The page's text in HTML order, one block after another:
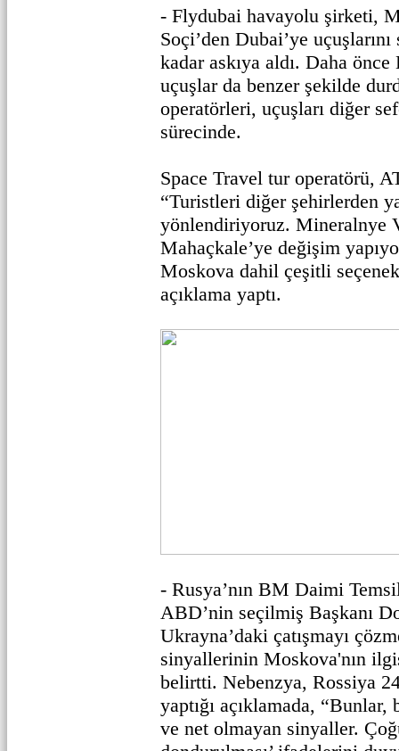
- Flydubai havayolu şirketi,
Soçi’den Dubai’ye
kadar askıya aldı. Daha önce
uçuşlar da benzer şekilde
operatörleri, uçuşları diğer
sürecinde.
Space Travel tur operatörü,
“Turistleri diğer şehirlerden
yönlendiriyoruz. Mineralnye
Mahaçkale’ye değişim
Moskova dahil çeşitli
açıklama yaptı.
- Rusya’nın BM Daimi
ABD’nin seçilmiş Başkanı
Ukrayna’daki çatışmayı
sinyallerinin Moskova'nın
belirtti. Nebenzya, Rossiya
yaptığı açıklamada,
ve net olmayan sinyaller.